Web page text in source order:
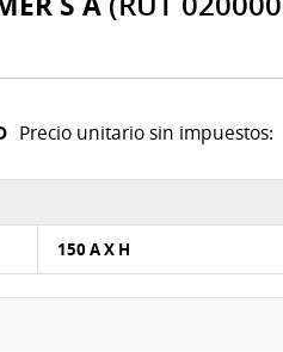
Precio unitario sin impuestos:
150 A X H